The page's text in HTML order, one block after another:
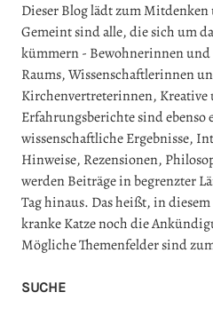
Dieser Blog lädt zum
Gemeint sind alle, die sich um
kümmern - Bewohnerinnen
Raums, Wissenschaftlerinnen
Kirchenvertreterinnen,
Erfahrungsberichte sind ebenso
wissenschaftliche Ergebnisse,
Hinweise, Rezensionen,
werden Beiträge in begrenzter
Tag hinaus. Das heißt, in
kranke Katze noch die
Mögliche Themenfelder sind
SUCHE